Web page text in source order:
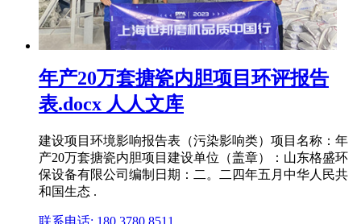
年产20万套搪瓷内胆项目环评报告
表.docx 人人文库
建设项目环境影响报告表（污染影响类）项目名称：年
产20万套搪瓷内胆项目建设单位（盖章）：山东格盛环
保设备有限公司编制日期：二。二四年五月中华人民共
和国生态 .